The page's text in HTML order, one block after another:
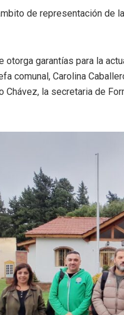
de representación
garantías para la
comunal, Carolina
la secretaria de